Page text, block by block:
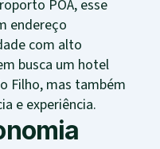
POA, esse
endereço
com alto
busca um hotel
Filho, mas também
e experiência.